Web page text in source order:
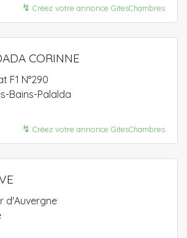
↯ Créez votre annonce GitesChambres
CORINNE
F1 N°290
Bains-Palalda
↯ Créez votre annonce GitesChambres
d'Auvergne